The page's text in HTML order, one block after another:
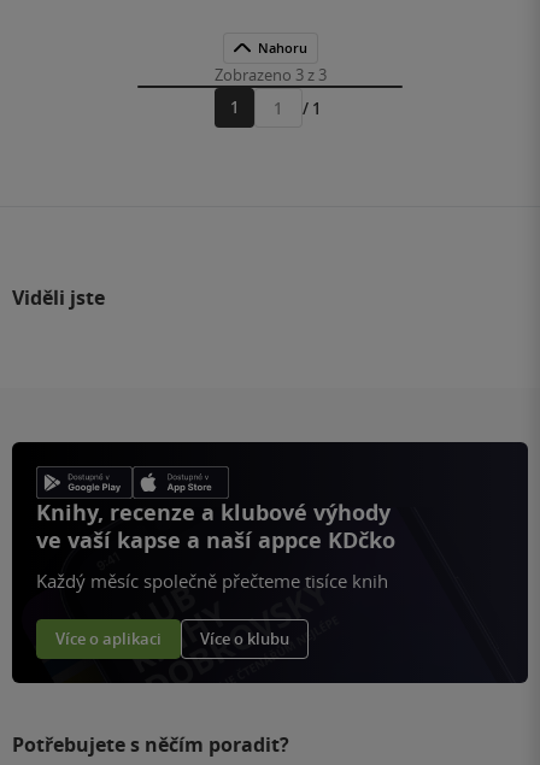
Nahoru
Zobrazeno 3 z 3
1
Přejít
/ 1
Viděli jste
Knihy, recenze a klubové výhody
ve vaší kapse a naší appce KDčko
Každý měsíc společně přečteme tisíce knih
Více o aplikaci Více o klubu
Potřebujete s něčím poradit?